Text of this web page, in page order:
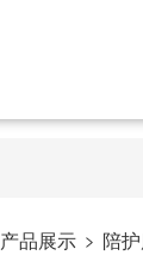
产品展示 陪